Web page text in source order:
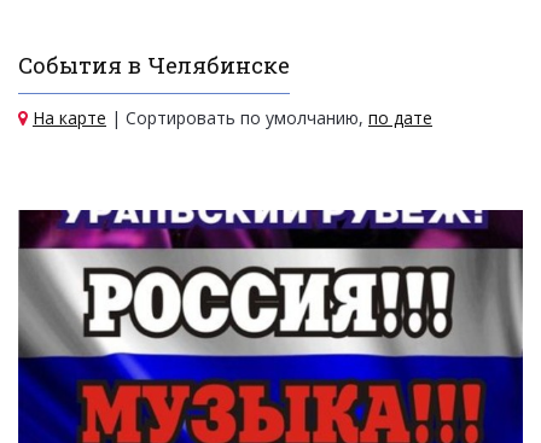
События в Челябинске
На карте | Сортировать по умолчанию, по дате